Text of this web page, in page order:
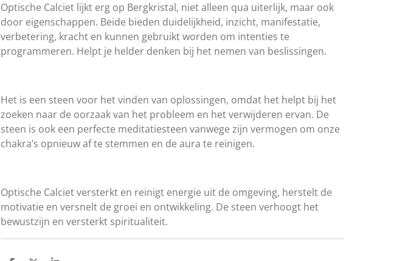
Optische Calciet lijkt erg op Bergkristal, niet alleen qua uiterlijk, maar ook
door eigenschappen. Beide bieden duidelijkheid, inzicht, manifestatie,
verbetering, kracht en kunnen gebruikt worden om intenties te
programmeren. Helpt je helder denken bij het nemen van beslissingen.
Het is een steen voor het vinden van oplossingen, omdat het helpt bij het
zoeken naar de oorzaak van het probleem en het verwijderen ervan. De
steen is ook een perfecte meditatiesteen vanwege zijn vermogen om onze
chakra’s opnieuw af te stemmen en de aura te reinigen.
Optische Calciet versterkt en reinigt energie uit de omgeving, herstelt de
motivatie en versnelt de groei en ontwikkeling. De steen verhoogt het
bewustzijn en versterkt spiritualiteit.